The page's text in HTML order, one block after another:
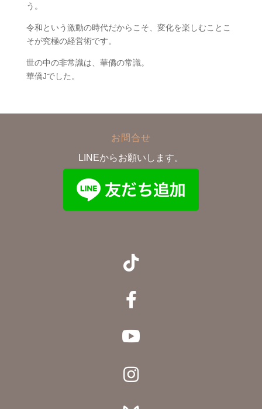
う。
令和という激動の時代だからこそ、変化を楽しむことこ
そが究極の経営術です。
世の中の非常識は、華僑の常識。
華僑Jでした。
お問合せ
LINEからお願いします。



